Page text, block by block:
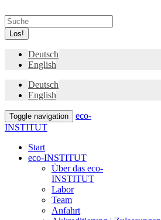
Los!
Deutsch
English
Deutsch
English
Toggle navigation
eco-
INSTITUT
Start
eco-INSTITUT
Über das eco-
INSTITUT
Labor
Team
Anfahrt